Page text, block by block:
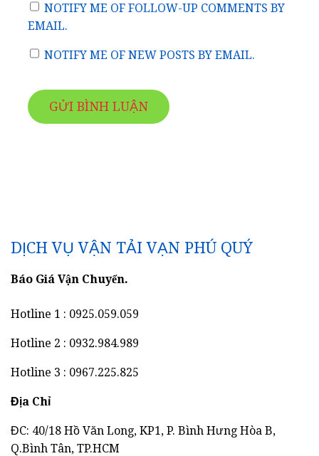
NOTIFY ME OF FOLLOW-UP COMMENTS BY
EMAIL.
NOTIFY ME OF NEW POSTS BY EMAIL.
DỊCH VỤ VẬN TẢI VẠN PHÚ QUÝ
Báo Giá Vận Chuyển.
Hotline 1 : 0925.059.059
Hotline 2 : 0932.984.989
Hotline 3 : 0967.225.825
Địa Chỉ
ĐC: 40/18 Hồ Văn Long, KP1, P. Bình Hưng Hòa B,
Q.Bình Tân, TP.HCM